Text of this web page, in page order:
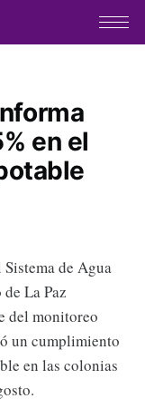
en el
de Agua
La Paz
del monitoreo
un cumplimiento
en las colonias